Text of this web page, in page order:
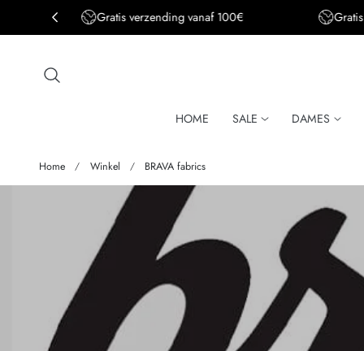
de inhoudvanaf 100€ Gratis verzending BE&DE vanaf
HOME SALE DAMES
Home Winkel BRAVA fabrics